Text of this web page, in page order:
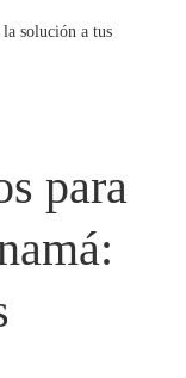
solución a tus
para